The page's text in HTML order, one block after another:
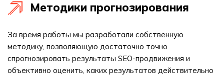
Методики прогнозирования
За время работы мы разработали собственную
методику, позволяющую достаточно точно
спрогнозировать результаты SEO-продвижения и
объективно оценить, каких результатов действительно